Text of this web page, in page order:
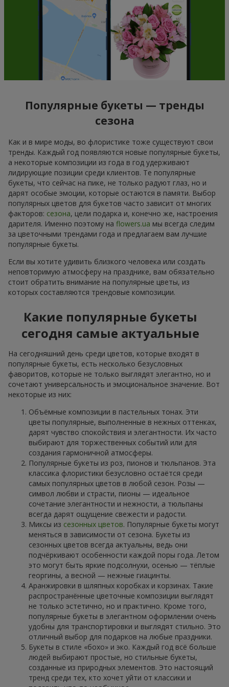
Популярные букеты — тренды
сезона
Как и в мире моды, во флористике тоже существуют свои
тренды. Каждый год появляются новые популярные букеты,
а некоторые композиции из года в год удерживают
лидирующие позиции среди клиентов. Те популярные
букеты, что сейчас на пике, не только радуют глаз, но и
дарят особые эмоции, которые остаются в памяти. Выбор
популярных цветов для букетов часто зависит от многих
факторов: сезона, цели подарка и, конечно же, настроения
дарителя. Именно поэтому на flowers.ua мы всегда следим
за цветочными трендами года и предлагаем вам лучшие
популярные букеты.
Если вы хотите удивить близкого человека или создать
неповторимую атмосферу на празднике, вам обязательно
стоит обратить внимание на популярные цветы, из
которых составляются трендовые композиции.
Какие популярные букеты
сегодня самые актуальные
На сегодняшний день среди цветов, которые входят в
популярные букеты, есть несколько безусловных
фаворитов, которые не только выглядят элегантно, но и
сочетают универсальность и эмоциональное значение. Вот
некоторые из них:
Объёмные композиции в пастельных тонах. Эти
цветы популярные, выполненные в нежных оттенках,
дарят чувство спокойствия и элегантности. Их часто
выбирают для торжественных событий или для
создания гармоничной атмосферы.
Популярные букеты из роз, пионов и тюльпанов. Эта
классика флористики безусловно остаётся среди
самых популярных цветов в любой сезон. Розы —
символ любви и страсти, пионы — идеальное
сочетание элегантности и нежности, а тюльпаны
всегда дарят ощущение свежести и радости.
Миксы из сезонных цветов. Популярные букеты могут
меняться в зависимости от сезона. Букеты из
сезонных цветов всегда актуальны, ведь они
подчёркивают особенности каждой поры года. Летом
это могут быть яркие подсолнухи, осенью — тёплые
георгины, а весной — нежные гиацинты.
Аранжировки в шляпных коробках и корзинах. Такие
распространённые цветочные композиции выглядят
не только эстетично, но и практично. Кроме того,
популярные букеты в элегантном оформлении очень
удобны для транспортировки и выглядят стильно. Это
отличный выбор для подарков на любые праздники.
Букеты в стиле «бохо» и эко. Каждый год всё больше
людей выбирают простые, но стильные букеты,
созданные из природных элементов. Это настоящий
тренд среди тех, кто хочет уйти от классики и